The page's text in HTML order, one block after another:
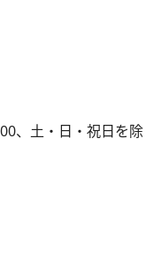
、土・日・祝日を除